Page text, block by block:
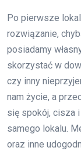
Po pierwsze
rozwiązanie,
posiadamy
skorzystać w
czy inny
nam życie, a
się spokój, cisza
samego lokalu.
oraz inne